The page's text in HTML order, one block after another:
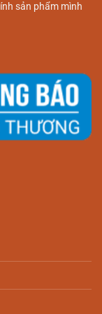
sản phẩm mình